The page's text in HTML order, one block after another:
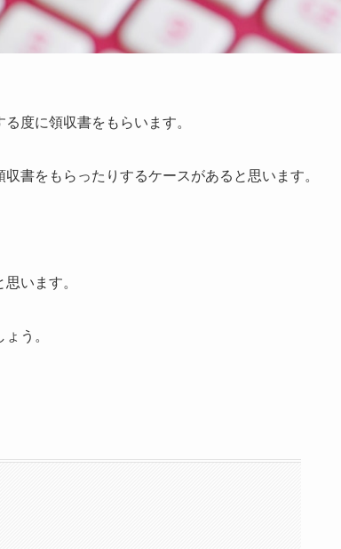
度に領収書をもらいます。
書をもらったりするケースがあると思います。
います。
う。